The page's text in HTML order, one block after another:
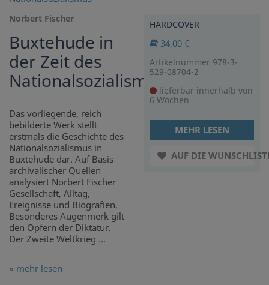
Norbert Fischer
Buxtehude in
der Zeit des
Nationalsozialismus
Das vorliegende, reich
bebilderte Werk stellt
erstmals die Geschichte des
Nationalsozialismus in
Buxtehude dar. Auf Basis
archivalischer Quellen
analysiert Norbert Fischer
Gesellschaft, Alltag,
Ereignisse und Biografien.
Besonderes Augenmerk gilt
den Opfern der Diktatur.
Der Zweite Weltkrieg ...
» mehr lesen
HARDCOVER
34,00 €
Artikelnummer 978-3-
529-08704-2
lieferbar innerhalb von
6 Wochen
MEHR LESEN
AUF DIE